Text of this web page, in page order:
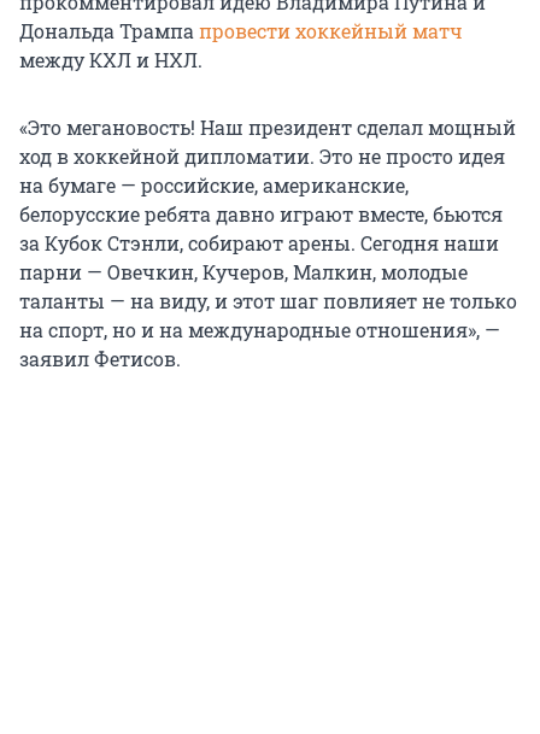
Дональда Трампа провести хоккейный матч
между КХЛ и НХЛ.
«Это мегановость! Наш президент сделал мощный
ход в хоккейной дипломатии. Это не просто идея
на бумаге — российские, американские,
белорусские ребята давно играют вместе, бьются
за Кубок Стэнли, собирают арены. Сегодня наши
парни — Овечкин, Кучеров, Малкин, молодые
таланты — на виду, и этот шаг повлияет не только
на спорт, но и на международные отношения», —
заявил Фетисов.